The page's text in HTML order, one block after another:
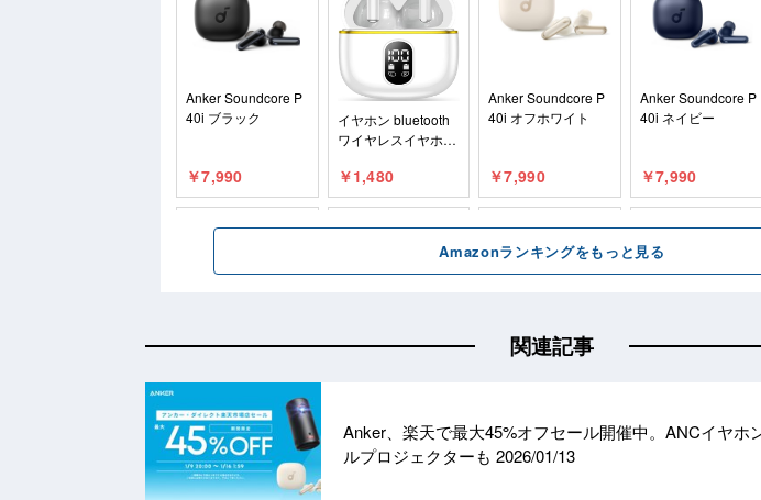
関連記事
Anker、楽天で最大45%オフセール開催中。ANCイヤホ
ルプロジェクターも 2026/01/13